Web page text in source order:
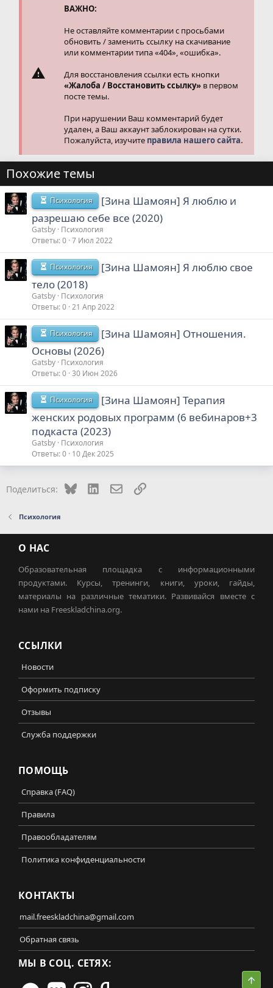
ВАЖНО:
Не оставляйте комментарии с просьбами
обновить / заменить ссылку на скачивание
или комментарии типа «404», «ошибка».
Для восстановления ссылки есть кнопки
«Жалоба / Восстановить ссылку» в первом
посте темы.
При нарушении Ваш комментарий будет
удален, а Ваш аккаунт заблокирован на сутки.
Пожалуйста, изучите правила нашего сайта.
Похожие темы
Психология
[Зина Шамоян] Я люблю и
разрешаю себе все (2020)
Gatsby Психология
Ответы 0 7 Июл 2022
Психология
[Зина Шамоян] Я люблю свое
тело (2018)
Gatsby Психология
Ответы 0 21 Апр 2022
Психология
[Зина Шамоян] Отношения.
Основы (2026)
Gatsby Психология
Ответы 0 30 Июн 2026
Психология
[Зина Шамоян] Терапия
женских родовых программ (6 вебинаров+3
подкаста (2023)
Gatsby Психология
Ответы 0 10 Дек 2025
Поделиться: Bluesky LinkedInЭлектронная почта
Ссылка
Психология
О НАС
Образовательная площадка с информационными
продуктами. Курсы, тренинги, книги, уроки, гайды,
материалы на различные тематики. Развивайся вместе с
нами на Freeskladchina.org.
ССЫЛКИ
Новости
Оформить подписку
Отзывы
Служба поддержки
ПОМОЩЬ
Справка (FAQ)
Правила
Правообладателям
Политика конфиденциальности
КОНТАКТЫ
mail.freeskladchina@gmail.com
Обратная связь
МЫ В СОЦ. СЕТЯХ: